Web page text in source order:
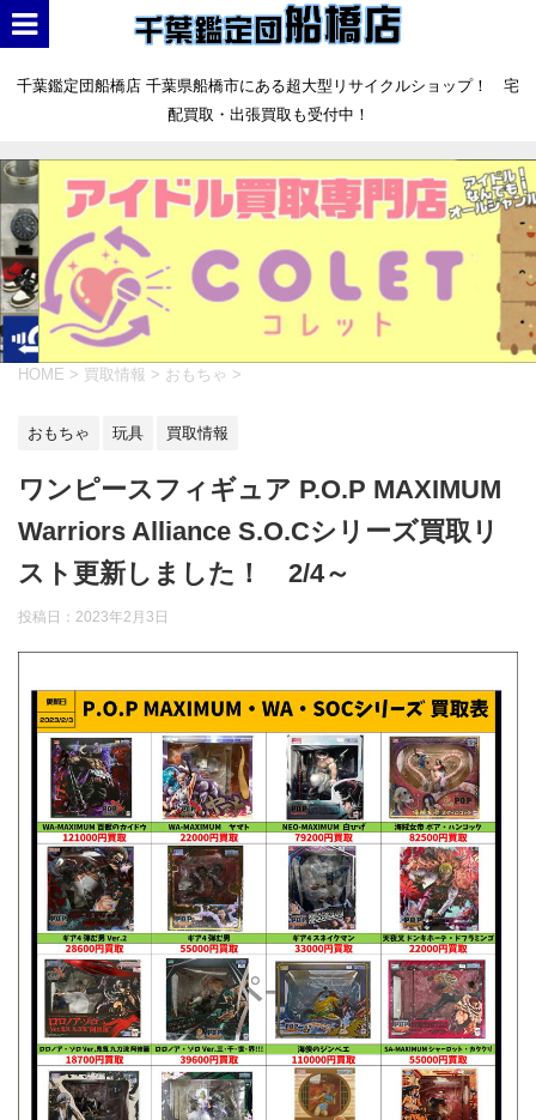
千葉鑑定団船橋店 千葉県船橋市にある超大型リサイクルショップ！ 宅
配買取・出張買取も受付中！
HOME > 買取情報 > おもちゃ >
おもちゃ 玩具 買取情報
ワンピースフィギュア P.O.P MAXIMUM
Warriors Alliance S.O.Cシリーズ買取リ
スト更新しました！ 2/4～
投稿日： 2023年2月3日